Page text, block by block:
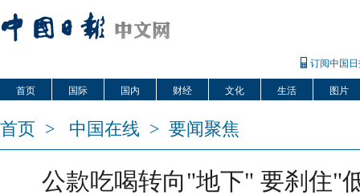
订阅中国
首页 国际 国内 财经 文化 生活 图片
首页 > 中国在线 > 要闻聚焦
公款吃喝转向"地下" 要刹住"